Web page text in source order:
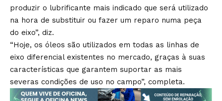
produzir o lubrificante mais indicado que será utilizado
na hora de substituir ou fazer um reparo numa peça
do eixo”, diz.
“Hoje, os óleos são utilizados em todas as linhas de
eixo diferencial existentes no mercado, graças à suas
características que garantem suportar as mais
severas condições de uso no campo”, completa.